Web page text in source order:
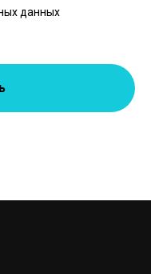
данных